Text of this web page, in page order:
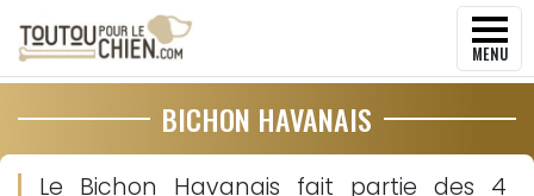
MENU
BICHON HAVANAIS
Le Bichon Havanais fait partie des 4